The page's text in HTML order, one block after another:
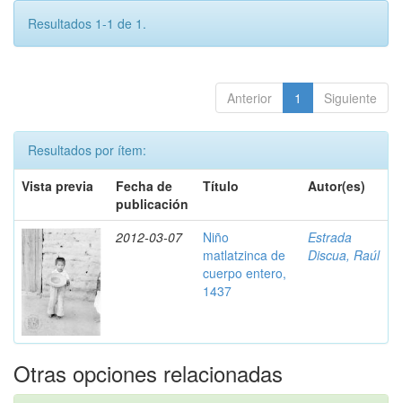
Resultados 1-1 de 1.
Anterior 1 Siguiente
Resultados por ítem:
Vista previa
Fecha de
publicación
Título Autor(es)
2012-03-07
Niño
matlatzinca de
cuerpo entero,
1437
Estrada
Discua, Raúl
Otras opciones relacionadas